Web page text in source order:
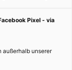
Pixel - via
außerhalb unserer